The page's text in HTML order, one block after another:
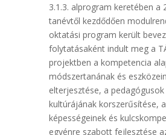
3.1.3. alprogram keretében a
tanévtől kezdődően
oktatási program került
folytatásaként indult meg a
projektben a kompetencia
módszertanának és
elterjesztése, a
kultúrájának korszerűsítése,
képességeinek és
egyénre szabott fejlesztése